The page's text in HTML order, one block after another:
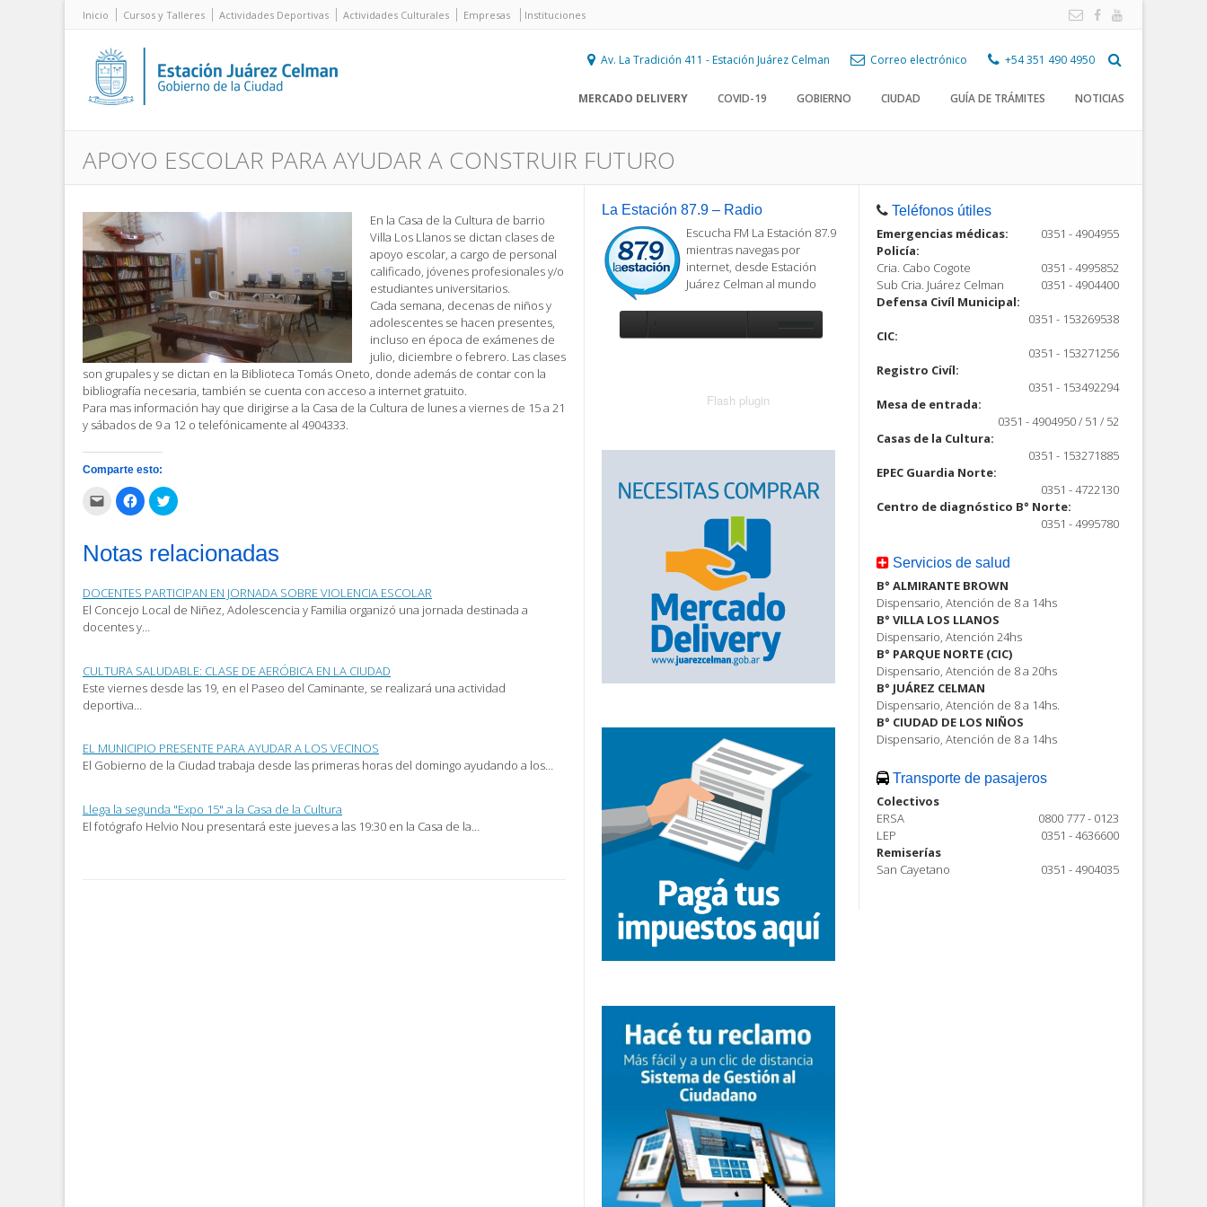
Inicio Cursos y Talleres Actividades Deportivas Actividades Culturales Empresas Instituciones
Av. La Tradición 411 - Estación Juárez Celman Correo electrónico +54 351 490 4950
MERCADO DELIVERY COVID-19 GOBIERNO CIUDAD GUÍA DE TRÁMITES NOTICIAS
APOYO ESCOLAR PARA AYUDAR A CONSTRUIR FUTURO
En la Casa de la Cultura de barrio
Villa Los Llanos se dictan clases de
apoyo escolar, a cargo de personal
calificado, jóvenes profesionales y/o
estudiantes universitarios.
Cada semana, decenas de niños y
adolescentes se hacen presentes,
incluso en época de exámenes de
julio, diciembre o febrero. Las clases
son grupales y se dictan en la Biblioteca Tomás Oneto, donde además de contar con la
bibliografía necesaria, también se cuenta con acceso a internet gratuito.
Para mas información hay que dirigirse a la Casa de la Cultura de lunes a viernes de 15 a 21
y sábados de 9 a 12 o telefónicamente al 4904333.
Comparte esto:
Haz
clic
para
correo
electrónico
amigo
(Se
abre
en
Haz
clic
para
Facebook
(Se
una
ventana
nueva)
Haz
clic
en
Twitter
(Se
una
ventana
nueva)
Notas relacionadas
DOCENTES PARTICIPAN EN JORNADA SOBRE VIOLENCIA ESCOLAR
El Concejo Local de Niñez, Adolescencia y Familia organizó una jornada destinada a
docentes y…
CULTURA SALUDABLE: CLASE DE AERÓBICA EN LA CIUDAD
Este viernes desde las 19, en el Paseo del Caminante, se realizará una actividad
deportiva…
EL MUNICIPIO PRESENTE PARA AYUDAR A LOS VECINOS
El Gobierno de la Ciudad trabaja desde las primeras horas del domingo ayudando a los…
Llega la segunda "Expo 15" a la Casa de la Cultura
El fotógrafo Helvio Nou presentará este jueves a las 19:30 en la Casa de la…
La Estación 87.9 – Radio
Escucha FM La Estación 87.9
mientras navegas por
internet, desde Estación
Juárez Celman al mundo
Flash plugin
Teléfonos útiles
Emergencias médicas:
0351 - 4904955
Policía:
Cria. Cabo Cogote
0351 - 4995852
Sub Cria. Juárez Celman
0351 - 4904400
Defensa Civíl Municipal:
0351 - 153269538
CIC:
0351 - 153271256
Registro Civíl:
0351 - 153492294
Mesa de entrada:
0351 - 4904950 / 51 / 52
Casas de la Cultura:
0351 - 153271885
EPEC Guardia Norte:
0351 - 4722130
Centro de diagnóstico B° Norte:
0351 - 4995780
Servicios de salud
B° ALMIRANTE BROWN
Dispensario, Atención de 8 a 14hs
B° VILLA LOS LLANOS
Dispensario, Atención 24hs
B° PARQUE NORTE (CIC)
Dispensario, Atención de 8 a 20hs
B° JUÁREZ CELMAN
Dispensario, Atención de 8 a 14hs.
B° CIUDAD DE LOS NIÑOS
Dispensario, Atención de 8 a 14hs
Transporte de pasajeros
Colectivos
ERSA
0800 777 - 0123
LEP
0351 - 4636600
Remiserías
San Cayetano
0351 - 4904035